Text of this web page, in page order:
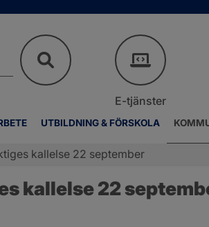
UTBILDNING & FÖRSKOLA
E-tjänster
kallelse 22 september
kallelse 22
i nytt fönster.